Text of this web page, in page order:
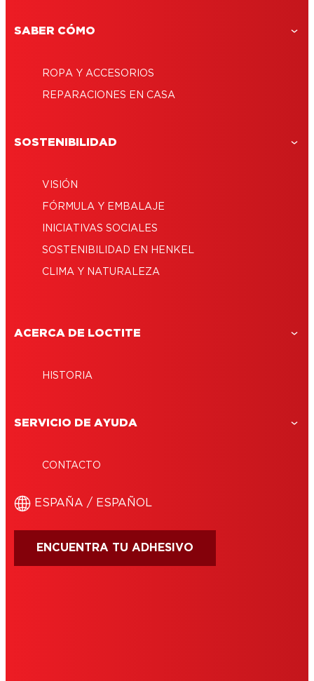
SABER CÓMO
ROPA Y ACCESORIOS
REPARACIONES EN CASA
SOSTENIBILIDAD
VISIÓN
FÓRMULA Y EMBALAJE
INICIATIVAS SOCIALES
SOSTENIBILIDAD EN HENKEL
CLIMA Y NATURALEZA
ACERCA DE LOCTITE
HISTORIA
SERVICIO DE AYUDA
CONTACTO
ESPAÑA / ESPAÑOL
ENCUENTRA TU ADHESIVO